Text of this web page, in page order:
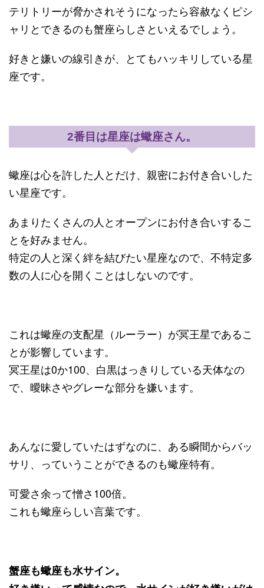
テリトリーが脅かされそうになったら容赦なくピシ
ャリとできるのも蟹座らしさといえるでしょう。
好きと嫌いの線引きが、とてもハッキリしている星
座です。
2番目は星座は蠍座さん。
蠍座は心を許した人とだけ、親密にお付き合いした
い星座です。
あまりたくさんの人とオープンにお付き合いするこ
とを好みません。
特定の人と深く絆を結びたい星座なので、不特定多
数の人に心を開くことはしないのです。
これは蠍座の支配星（ルーラー）が冥王星であるこ
とが影響しています。
冥王星は0か100、白黒はっきりしている天体なの
で、曖昧さやグレーな部分を嫌います。
あんなに愛していたはずなのに、ある瞬間からバッ
サリ、っていうことができるのも蠍座特有。
可愛さ余って憎さ100倍。
これも蠍座らしい言葉です。
蟹座も蠍座も水サイン。